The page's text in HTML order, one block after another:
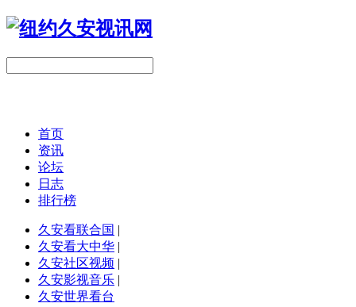
首页
资讯
论坛
日志
排行榜
久安看联合国 |
久安看大中华 |
久安社区视频 |
久安影视音乐 |
久安世界看台